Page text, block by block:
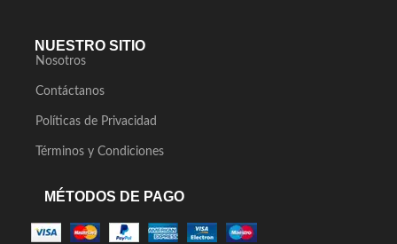
NUESTRO SITIO
Nosotros
Contáctanos
Políticas de Privacidad
Términos y Condiciones
MÉTODOS DE PAGO